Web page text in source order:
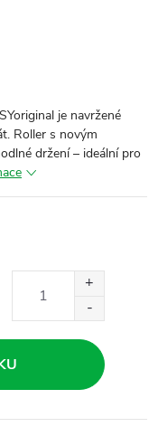
je navržené
Roller s novým
držení – ideální pro